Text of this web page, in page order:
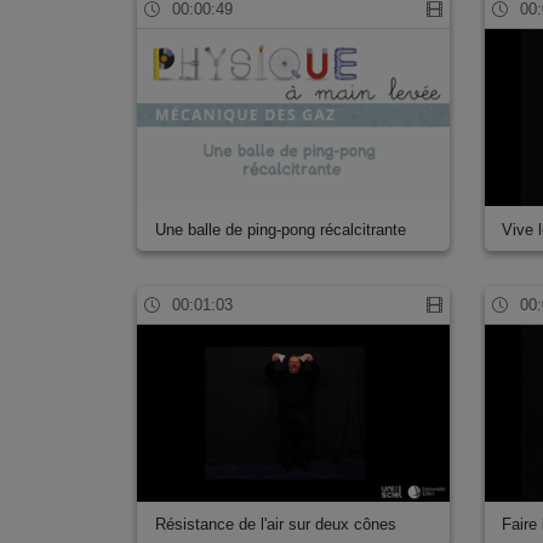
00:00:49
Une balle de ping-pong récalcitrante Vive
00:01:03
Résistance de l'air sur deux cônes Faire